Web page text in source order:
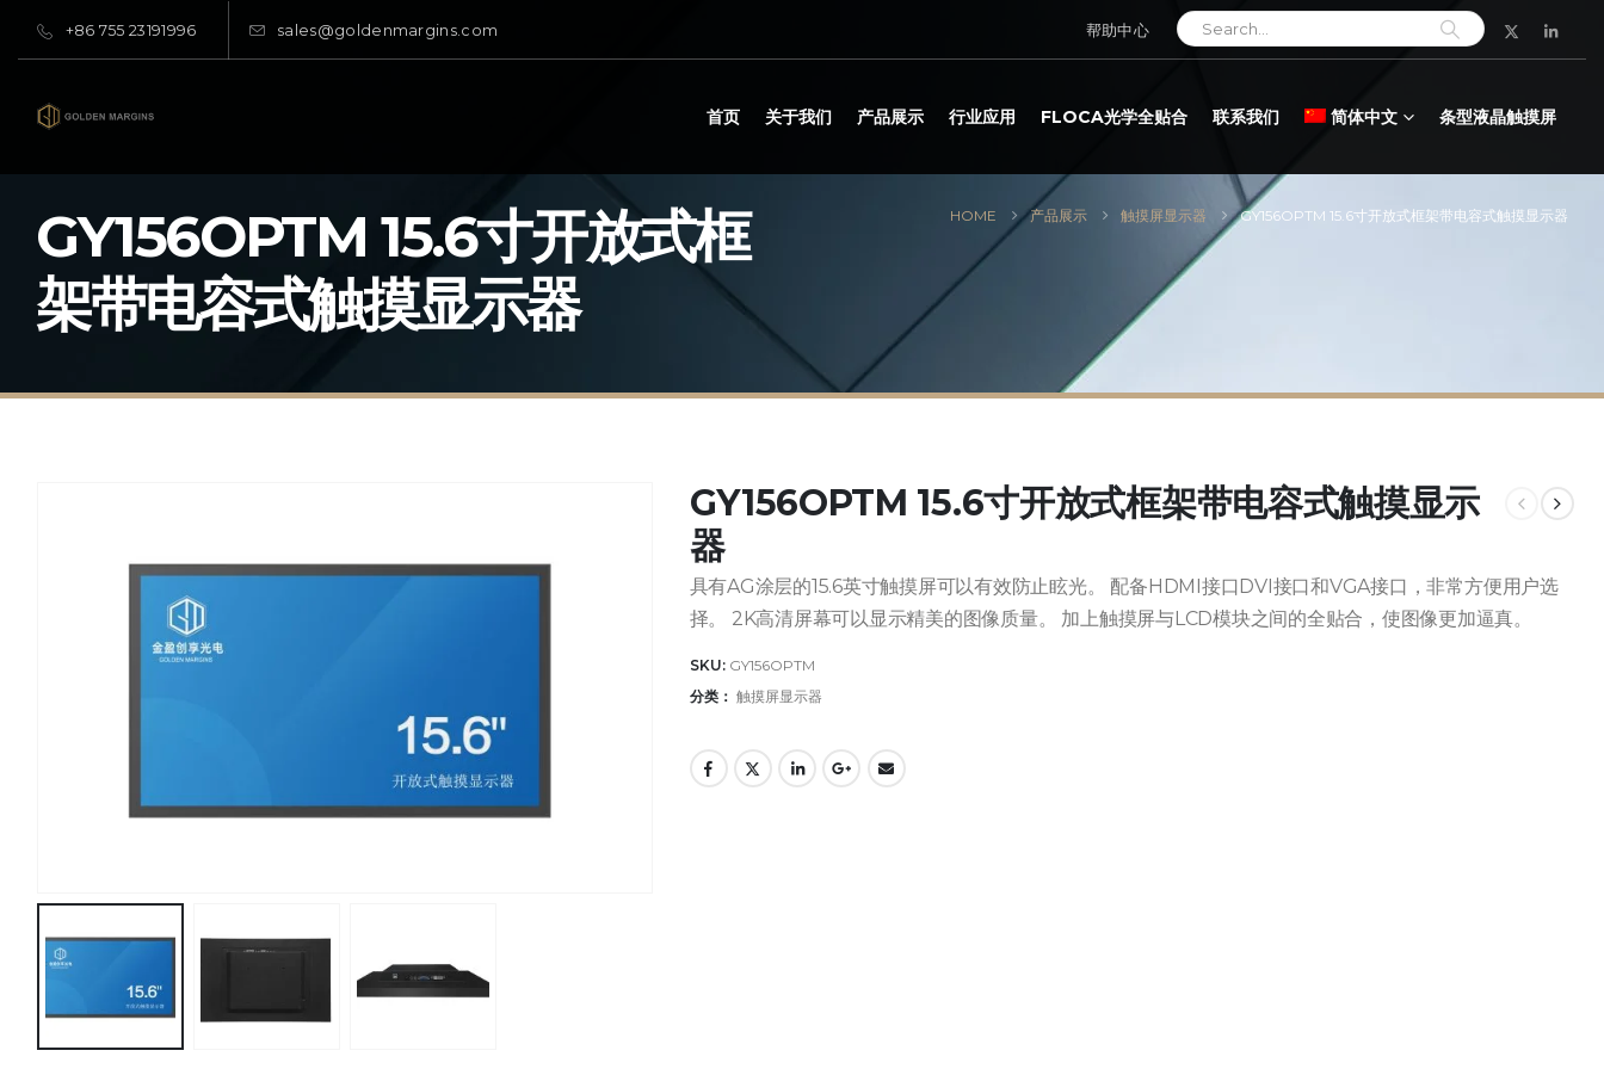
+86 755 23191996 sales@goldenmargins.com 帮助中心
首页 关于我们 产品展示 行业应用 FLOCA光学全贴合 联系我们 简体中文 条型液晶触摸屏
GY156OPTM 15.6寸开放式框
架带电容式触摸显示器
HOME 产品展示 触摸屏显示器 GY156OPTM 15.6寸开放式框架带电容式触摸显示器
GY156OPTM 15.6寸开放式框架带电容式触摸显示
器
具有AG涂层的15.6英寸触摸屏可以有效防止眩光。 配备HDMI接口DVI接口和VGA接口，非常方便用户选
择。 2K高清屏幕可以显示精美的图像质量。 加上触摸屏与LCD模块之间的全贴合，使图像更加逼真。
SKU: GY156OPTM
分类： 触摸屏显示器